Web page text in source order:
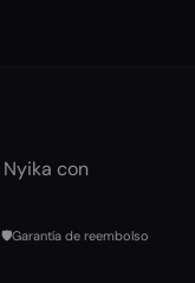
Nyika con
🛡️Garantía de reembolso